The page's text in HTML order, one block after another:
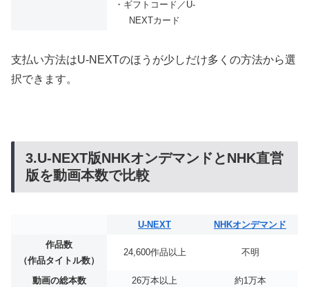
・ギフトコード／U-
NEXTカード
支払い方法はU-NEXTのほうが少しだけ多くの方法から選
択できます。
3.U-NEXT版NHKオンデマンドとNHK直営
版を動画本数で比較
U-NEXT
NHKオンデマンド
作品数
（作品タイトル数）
24,600作品以上 不明
動画の総本数 26万本以上 約1万本